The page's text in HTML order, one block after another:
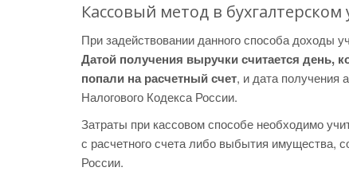
Кассовый метод в бухгалтерском
При задействовании данного способа доходы
Датой получения выручки считается день,
попали на расчетный счет, и дата получения
Налогового Кодекса России.
Затраты при кассовом способе необходимо
с расчетного счета либо выбытия имущества,
России.